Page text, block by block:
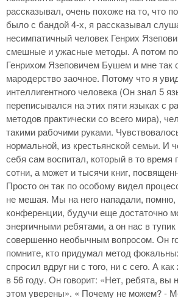
рассказывал, очень похоже на то, что
было с бандой 4-х, я рассказывал
несимпатичный человек Генрих
смешные и ужасные методы. А потом
Генрихом Язеповичем Бушем и мне так
мародерство заочное. Потому что я
интеллигентного человека (Он знал 5
переписывался на этих пяти языках с
методов практически со всего мира),
такими рабочими руками.
нормальной, из крестьянской семьи. И
себя сам воспитал, который в то время
сотни, а может и тысячи книг,
Просто он так по особому видел
не мешая. Мы на него нападали, помню,
конференции, будучи еще достаточно
энергичными ребятами, а он нас в тупик
совершенно необычным вопросом. Он
помните, кто придумал метод
спросил вдруг ни с того, ни с сего. А
в 56 году. Он говорит: «Нет, ребята, вы
этом уверены». « Почему не можем? -